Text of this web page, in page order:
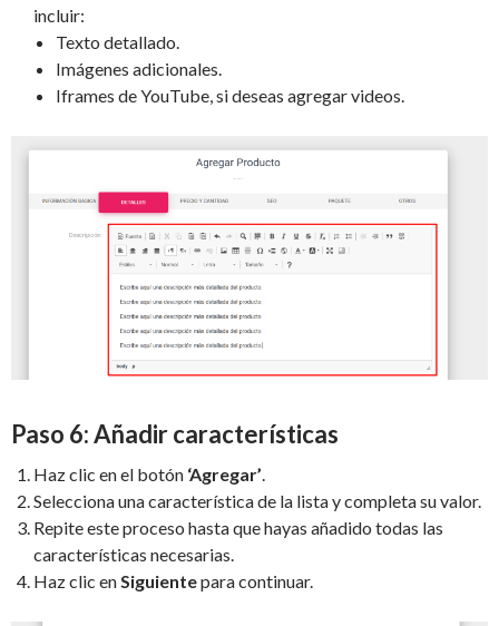
incluir:
Texto detallado.
Imágenes adicionales.
Iframes de YouTube, si deseas agregar videos.
Paso 6: Añadir características
Haz clic en el botón ‘Agregar’
Selecciona una característica de la lista y completa su valor.
Repite este proceso hasta que hayas añadido todas las
características necesarias.
Haz clic en Siguientepara continuar.